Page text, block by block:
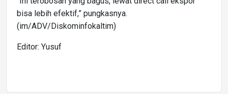
bisa lebih efektif,” pungkasnya.
(im/ADV/Diskominfokaltim)
Editor: Yusuf